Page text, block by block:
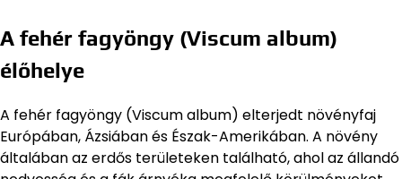
A fehér fagyöngy (Viscum album)
élőhelye
A fehér fagyöngy (Viscum album) elterjedt növényfaj
Európában, Ázsiában és Észak-Amerikában. A növény
általában az erdős területeken található, ahol az állandó